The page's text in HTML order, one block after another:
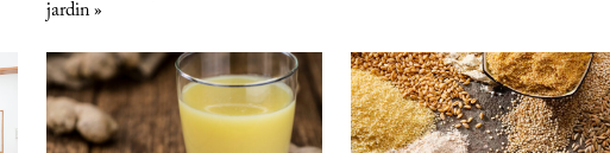
jardin »